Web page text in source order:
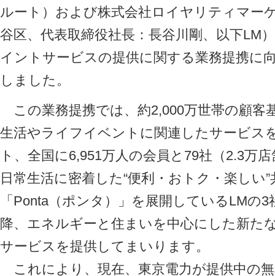
ルート）および株式会社ロイヤリティマー
谷区、代表取締役社長：長谷川剛、以下LM
イントサービスの提供に関する業務提携に
しました。
この業務提携では、約2,000万世帯の顧客
生活やライフイベントに関連したサービス
ト、全国に6,951万人の会員と79社（2.3万
日常生活に密着した“便利・おトク・楽しい
「Ponta（ポンタ）」を展開しているLMの
降、エネルギーと住まいを中心にした新た
サービスを提供してまいります。
これにより、現在、東京電力が提供中の